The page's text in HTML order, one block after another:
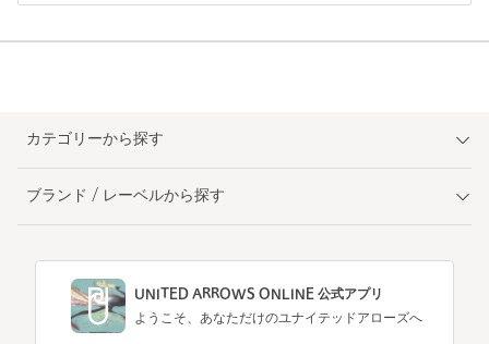
カテゴリーから探す
ブランド / レーベルから探す
UNITED ARROWS ONLINE 公式アプリ
ようこそ、あなただけのユナイテッドアローズへ